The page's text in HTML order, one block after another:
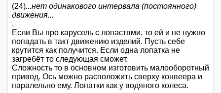
(24)...нет одинакового интервала (постоянного)
движения...
.
Если Вы про карусель с лопастями, то ей и не нужно
попадать в такт движению изделий. Пусть себе
крутится как получится. Если одна лопатка не
загребёт то следующая сможет.
Сложность то в основном изготовить малооборотный
привод. Ось можно расположить сверху конвеера и
паралельно ему. Лопатки как у водяного колеса.